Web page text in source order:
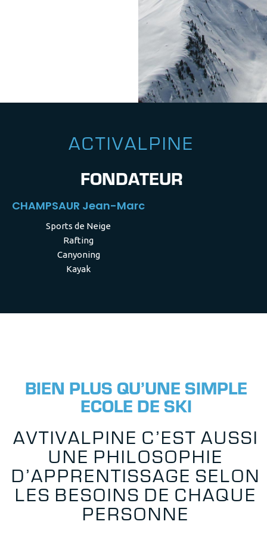
ACTIVALPINE
FONDATEUR
CHAMPSAUR Jean-Marc
Sports de Neige
Rafting
Canyoning
Kayak
BIEN PLUS QU’UNE SIMPLE
ECOLE DE SKI
AVTIVALPINE C’EST AUSSI
UNE PHILOSOPHIE
D’APPRENTISSAGE SELON
LES BESOINS DE CHAQUE
PERSONNE